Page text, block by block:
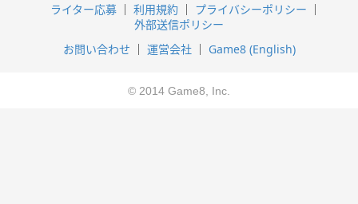
ライター応募 利用規約
プライバシーポリシー
外部送信ポリシー
お問い合わせ
運営会社 Game8 (English)
© 2014 Game8, Inc.